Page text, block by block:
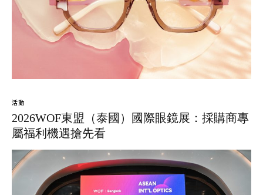
活動
2026WOF東盟（泰國）國際眼鏡展：採購商專
屬福利機遇搶先看